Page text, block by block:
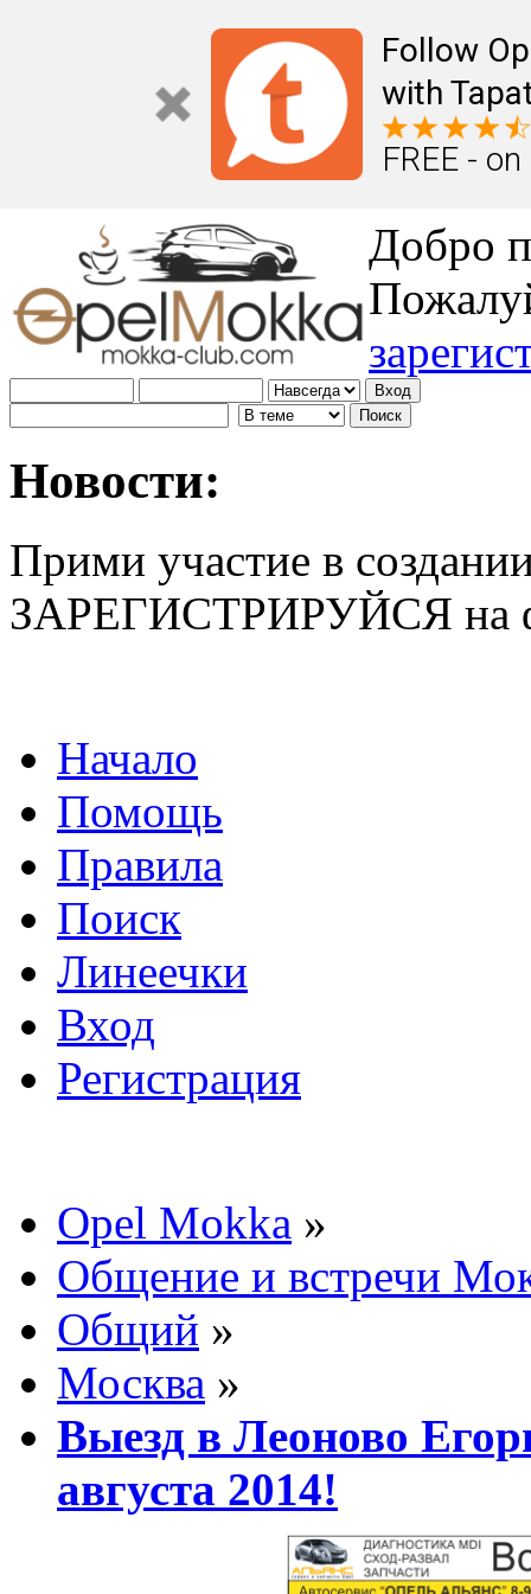
Follow
with
FREE -
Добро
Новости:
Прими участие в
ЗАРЕГИСТРИРУЙСЯ на
Начало
Помощь
Правила
Поиск
Линеечки
Вход
Регистрация
Opel Mokka »
Общение и встречи
Общий »
Москва »
Выезд в Леоново
августа 2014!